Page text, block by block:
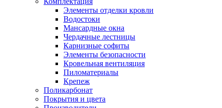
Элементы отделки кровли
Водостоки
Мансардные окна
Чердачные лестницы
Карнизные софиты
Элементы безопасности
Кровельная вентиляция
Пиломатериалы
Крепеж
Поликарбонат
Покрытия и цвета